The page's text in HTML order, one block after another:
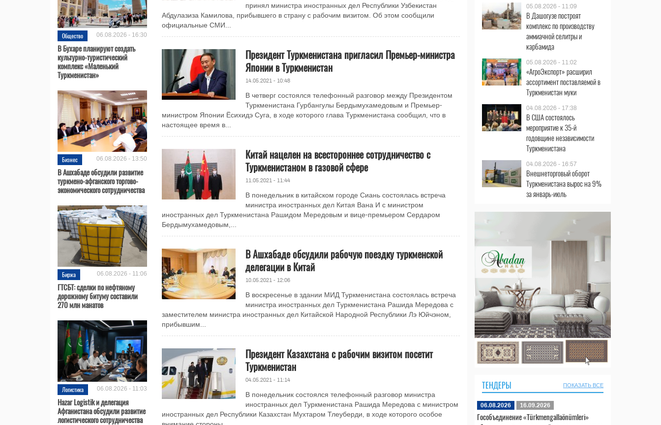
Общество 06.08.2026 - 16:30
В Бухаре планируют создать
культурно-туристический
комплекс «Маленький
Туркменистан»
Бизнес 06.08.2026 - 13:50
В Ашхабаде обсудили развитие
туркмено-афганского торгово-
экономического сотрудничества
Биржа 06.08.2026 - 11:06
ГТСБТ: сделки по нефтяному
дорожному битуму составили
270 млн манатов
Логистика 06.08.2026 - 11:03
Hazar Logistik и делегация
Афганистана обсудили развитие
логистического сотрудничества
принял министра иностранных дел Республики Узбекистан
Абдулазиза Камилова, прибывшего в страну с рабочим визитом. Об этом сообщили
официальные СМИ...
Президент Туркменистана пригласил Премьер-министра
Японии в Туркменистан
14.05.2021 - 10:48
В четверг состоялся телефонный разговор между Президентом
Туркменистана Гурбангулы Бердымухамедовым и Премьер-
министром Японии Ёсихидэ Суга, в ходе которого глава Туркменистана сообщил, что в
настоящее время в...
Китай нацелен на всестороннее сотрудничество с
Туркменистаном в газовой сфере
11.05.2021 - 11:44
В понедельник в китайском городе Сиань состоялась встреча
министра иностранных дел Китая Вана И с министром
иностранных дел Туркменистана Рашидом Мередовым и вице-премьером Сердаром
Бердымухамедовым,...
В Ашхабаде обсудили рабочую поездку туркменской
делегации в Китай
10.05.2021 - 12:06
В воскресенье в здании МИД Туркменистана состоялась встреча
министра иностранных дел Туркменистана Рашида Мередова с
заместителем министра иностранных дел Китайской Народной Республики Лэ Юйчэном,
прибывшим...
Президент Казахстана с рабочим визитом посетит
Туркменистан
04.05.2021 - 11:14
В понедельник состоялся телефонный разговор министра
иностранных дел Туркменистана Рашида Мередова с министром
иностранных дел Республики Казахстан Мухтаром Тлеуберди, в ходе которого особое
05.08.2026 - 11:09
В Дашогузе построят
комплекс по производству
аммиачной селитры и
карбамида
05.08.2026 - 11:02
«АгроЭкспорт» расширил
ассортимент поставляемой в
Туркменистан муки
04.08.2026 - 17:38
В США состоялось
мероприятие к 35-й
годовщине независимости
Туркменистана
04.08.2026 - 16:57
Внешнеторговый оборот
Туркменистана вырос на 9%
за январь-июль
ТЕНДЕРЫ ПОКАЗАТЬ ВСЕ
06.08.2026 16.09.2026
Гособъединение «Türkmengallaönümleri»